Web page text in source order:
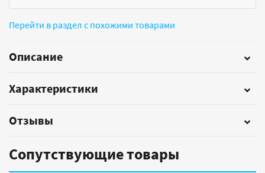
Перейти в раздел с похожими товарами
Описание
Характеристики
Отзывы
Сопутствующие товары